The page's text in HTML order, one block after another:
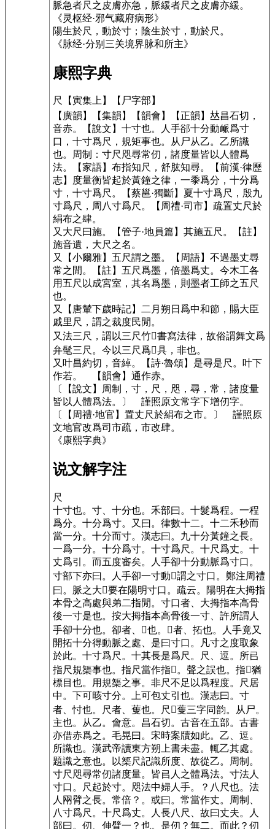
脈急者尺之皮膚亦急，脈緩者尺之皮膚亦緩。
《灵枢经·邪气藏府病形》
陽生於尺，動於寸；陰生於寸，動於尺。
《脉经·分别三关境界脉和所主》
康熙字典
尺 【寅集上】
【尸字部】
【廣韻】
【集韻】 【韻會】 【正韻】 𠀤昌石切 ，
音赤。
【說文】 十寸也。人手郤十分動衇爲寸
口，十寸爲尺，規矩事也。从尸从乙。乙所識
也。周制：寸尺咫尋常仞，諸度量皆以人體爲
法。
【家語】 布指知尺，舒肱知尋。
【前漢·律歷
志】 度量衡皆起於黃鐘之律，一黍爲分，十分爲
寸，十寸爲尺。
【蔡邕·獨斷】 夏十寸爲尺，殷九
寸爲尺，周八寸爲尺。
【周禮·司市】 疏置丈尺於
絹布之肆。
又大尺曰施。
【管子·地員篇】 其施五尺。
【註】
施音遺，大尺之名。
又
【小爾雅】 五尺謂之墨。 【周語】 不過墨丈尋
常之閒。
【註】五尺爲墨，倍墨爲丈。今木工各
用五尺以成宮室，其名爲墨，則墨者工師之五尺
也。
又
【唐輦下歲時記】 二月朔日爲中和節，賜大臣
戚里尺，謂之裁度民閒。
又法三尺，謂以三尺竹𥳑書寫法律，故俗謂舞文爲
弁髦三尺。今以三尺爲𠛬具，非也。
又叶昌約切 ，音綽。 【詩·魯頌】 是尋是尺。叶下
作若。
【韻會】 通作赤。
〔【說文】周制，寸，尺，咫，尋，常，諸度量
皆以人體爲法。〕
謹照原文常字下增仞字。
〔【周禮·地官】置丈尺於絹布之市。〕
謹照原
文地官改爲司市疏，市改肆。
《康熙字典》
说文解字注
尺
十寸也。 寸、十分也。禾部曰。十髮爲程。一程
爲分。十分爲寸。又曰。律數十二。十二禾秒而
當一分。十分而寸。漢志曰。九十分黃鐘之長。
一爲一分。十分爲寸。十寸爲尺。十尺爲丈。十
丈爲引。而五度審矣。
人手卻十分動脈爲寸口。
寸部下亦曰。人手卻一寸動𧖴謂之寸口。鄭注周禮
曰。脈之大𠋫要在陽明寸口。疏云。陽明在大拇指
本骨之高處與弟二指閒。寸口者、大拇指本高骨
後一寸是也。按大拇指本高骨後一寸、許所謂人
手卻十分也。卻者、𢇛也。𢇛者、拓也。人手竟又
開拓十分得動脈之處、是曰寸口。凡寸之度取象
於此。 十寸爲尺。 十其長是爲尺。 尺、 逗。
所㠯
指尺規榘事也。 指尺當作指𢇛。聲之誤也。指𢇛猶
標目也。用規榘之事。非尺不足以爲程度。尺居
中。下可晐寸分。上可包丈引也。漢志曰。寸
者、忖也。尺者、蒦也。尺𢇛蒦三字同韵。
从尸。
主也。
从乙。 會意。昌石切。古音在五部。古書
亦借赤爲之。毛晃曰。宋時案牘如此。 乙、 逗。
所識也。 漢武帝讀東方朔上書未盡。輒乙其處。
題識之意也。以榘尺記識所度、故從乙。
周制。
寸尺咫尋常仞諸度量。皆㠯人之體爲法。 寸法人
寸口。尺起於寸。咫法中婦人手。？八尺也。法
人㒳臂之長。常倍？。或曰。常當作丈。周制、
八寸爲尺。十尺爲丈。人長八尺、故曰丈夫。人
部曰。仞、伸臂一？也。是仞？無二。而此？仞